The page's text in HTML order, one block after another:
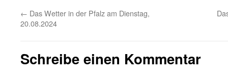
← Das Wetter in der Pfalz am Dienstag,
20.08.2024
Schreibe einen Kommentar